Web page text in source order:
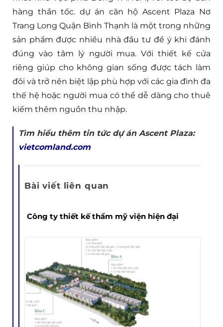
hàng thần tốc. dự án căn hộ Ascent Plaza Nơ
Trang Long Quận Bình Thạnh là một trong những
sản phẩm được nhiều nhà đầu tư để ý khi đánh
đúng vào tâm lý người mua. Với thiết kế cửa
riêng giúp cho không gian sống được tách làm
đôi và trở nên biệt lập phù hợp với các gia đình đa
thế hệ hoặc người mua có thể dễ dàng cho thuê
kiếm thêm nguồn thu nhập.
Tìm hiểu thêm tin tức dự án Ascent Plaza:
vietcomland.com
Bài viết liên quan
Công ty thiết kế thẩm mỹ viện hiện đại